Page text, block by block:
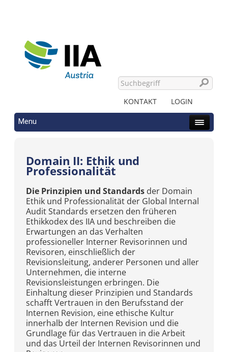
KONTAKT LOGIN
Menu
Domain II: Ethik und
Professionalität
Die Prinzipien und Standards der Domain
Ethik und Professionalität der Global Internal
Audit Standards ersetzen den früheren
Ethikkodex des IIA und beschreiben die
Erwartungen an das Verhalten
professioneller Interner Revisorinnen und
Revisoren, einschließlich der
Revisionsleitung, anderer Personen und aller
Unternehmen, die interne
Revisionsleistungen erbringen. Die
Einhaltung dieser Prinzipien und Standards
schafft Vertrauen in den Berufsstand der
Internen Revision, eine ethische Kultur
innerhalb der Internen Revision und die
Grundlage für das Vertrauen in die Arbeit
und das Urteil der Internen Revisorinnen und